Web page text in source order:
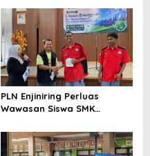
PLN Enjiniring Perluas
Wawasan Siswa SMK
Perubahan Iklim